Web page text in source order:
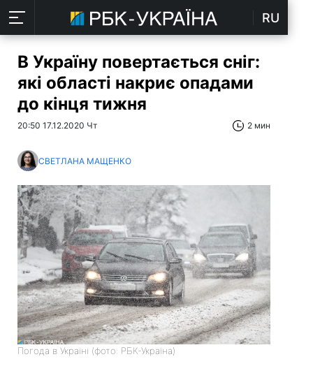
RU
В Україну повертається сніг:
які області накриє опадами
до кінця тижня
20:50 17.12.2020 Чт 2 мин
СВЕТЛАНА МАЩЕНКО
Погода в Україні (фото: РБК-Україна)